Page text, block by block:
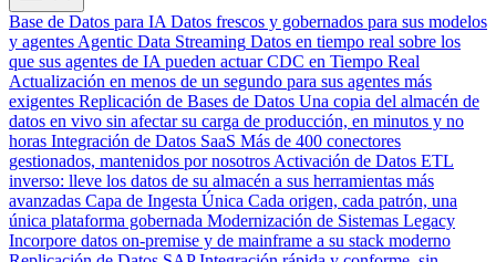
Base de Datos para IA Datos frescos y gobernados para sus modelos
y agentes Agentic Data Streaming Datos en tiempo real sobre los
que sus agentes de IA pueden actuar CDC en Tiempo Real
Actualización en menos de un segundo para sus agentes más
exigentes Replicación de Bases de Datos Una copia del almacén de
datos en vivo sin afectar su carga de producción, en minutos y no
horas Integración de Datos SaaS Más de 400 conectores
gestionados, mantenidos por nosotros Activación de Datos ETL
inverso: lleve los datos de su almacén a sus herramientas más
avanzadas Capa de Ingesta Única Cada origen, cada patrón, una
única plataforma gobernada Modernización de Sistemas Legacy
Incorpore datos on-premise y de mainframe a su stack moderno